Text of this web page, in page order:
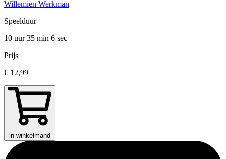
Willemien Werkman
Speelduur
10 uur 35 min 6 sec
Prijs
€ 12,99
in winkelmand